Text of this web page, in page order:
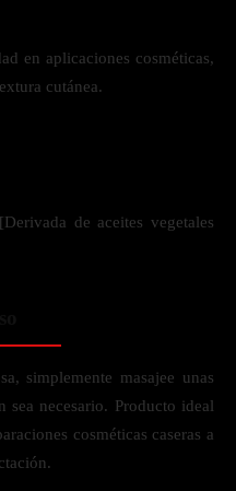
en aplicaciones cosméticas,
cutánea.
de aceites vegetales
simplemente masajee unas
sea necesario. Producto ideal
cosméticas caseras a